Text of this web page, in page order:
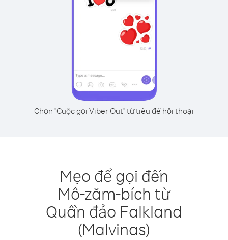
Chọn "Cuộc gọi Viber Out" từ tiêu đề hội thoại
Mẹo để gọi đến
Mô-zăm-bích từ
Quần đảo Falkland
(Malvinas)